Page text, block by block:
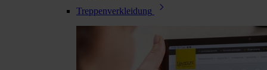
Treppenverkleidung